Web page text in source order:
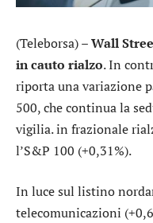
(Teleborsa) –Wall
in cauto rialzo. In
riporta una variazione
500, che continua la
vigilia. in frazionale
l’S&P 100 (+0,31%).
In luce sul listino
telecomunicazioni